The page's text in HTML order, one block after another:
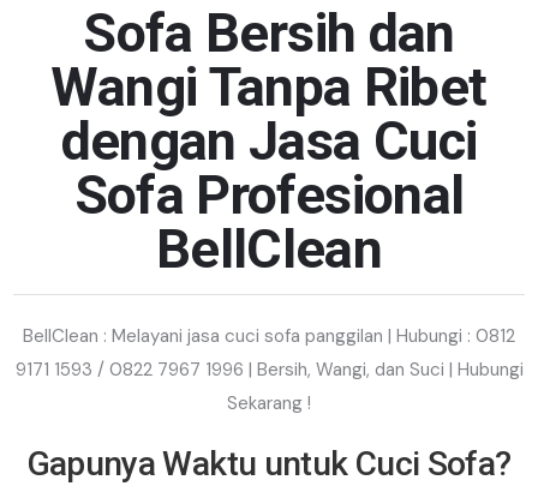
Sofa Bersih dan
Wangi Tanpa Ribet
dengan Jasa Cuci
Sofa Profesional
BellClean
BellClean : Melayani jasa cuci sofa panggilan | Hubungi : 0812
9171 1593 / 0822 7967 1996 | Bersih, Wangi, dan Suci | Hubungi
Sekarang !
Gapunya Waktu untuk Cuci Sofa?